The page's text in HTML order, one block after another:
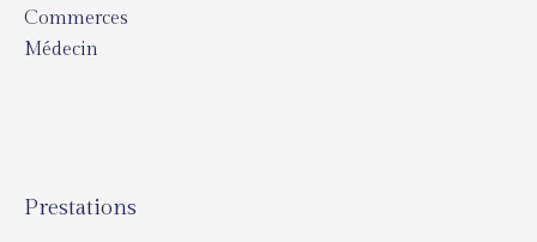
Commerces
Médecin
Prestations